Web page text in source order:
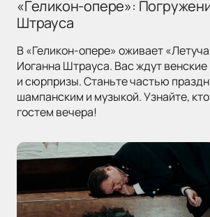
«Геликон-опере»:
Штрауса
В «Геликон-опере» оживает
Иоганна Штрауса. Вас ждут венские
и сюрпризы. Станьте частью
шампанским и музыкой. Узнайте,
гостем вечера!